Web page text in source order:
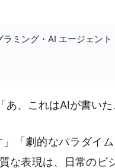
ミング・AI エージェン
、これはAIが書い
「劇的なパラダイ
表現は、日常のビ